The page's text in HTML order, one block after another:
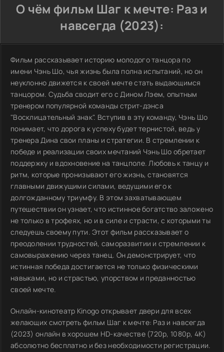
О чём фильм Шаг к мечте: Раз и
навсегда (2023):
Фильм рассказывает историю молодого танцора по
имени Чэнь Шо, чья жизнь была полна испытаний, но он
неуклонно движется к своей мечте стать выдающимся
танцором. Судьба сводит его с Дином Лэем, опытным
тренером популярной команды стрит-дэнса
"Восклицательный знак". Вступив в эту команду, Чэнь Шо
понимает, что дорога к успеху будет тернистой, ведь у
тренера Дина свои планы и стратегии. В стремлении к
победе и реализации своих мечтаний Чэнь Шо обретает
поддержку и вдохновение на танцполе. Любовь к танцу и
ритм, которые пронизывают его жизнь, становятся
главными движущими силами, ведущими его к
долгожданному триумфу. В этом захватывающем
путешествии он узнает, что истинное богатство заложено
не только в трофеях, но и в силе и страсти, с которыми ты
следуешь своему пути. Этот фильм рассказывает о
преодолении трудностей, саморазвитии и стремлении к
самовыражению через танец. Он демонстрирует, что
истинная победа достигается не только физическими
навыками, но и страстью, упорством и преданностью
своей мечте.
Онлайн-кинотеатр Kinogo открывает двери для всех
желающих смотреть фильм Шаг к мечте: Раз и навсегда
(2023) онлайн в хорошем HD-качестве (720p, 1080p, 4K)
абсолютно бесплатно и без необходимости регистрации.